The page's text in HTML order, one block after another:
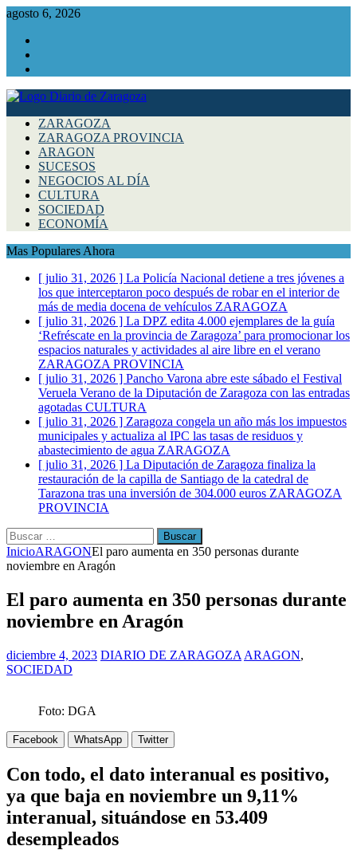
agosto 6, 2026
ZARAGOZA
ZARAGOZA PROVINCIA
ARAGON
SUCESOS
NEGOCIOS AL DÍA
CULTURA
SOCIEDAD
ECONOMÍA
Mas Populares Ahora
[ julio 31, 2026 ] La Policía Nacional detiene a tres jóvenes a
los que interceptaron poco después de robar en el interior de
más de media docena de vehículos ZARAGOZA
[ julio 31, 2026 ] La DPZ edita 4.000 ejemplares de la guía
‘Refréscate en la provincia de Zaragoza’ para promocionar los
espacios naturales y actividades al aire libre en el verano
ZARAGOZA PROVINCIA
[ julio 31, 2026 ] Pancho Varona abre este sábado el Festival
Veruela Verano de la Diputación de Zaragoza con las entradas
agotadas CULTURA
[ julio 31, 2026 ] Zaragoza congela un año más los impuestos
municipales y actualiza al IPC las tasas de residuos y
abastecimiento de agua ZARAGOZA
[ julio 31, 2026 ] La Diputación de Zaragoza finaliza la
restauración de la capilla de Santiago de la catedral de
Tarazona tras una inversión de 304.000 euros ZARAGOZA
PROVINCIA
Buscar:
InicioARAGONEl paro aumenta en 350 personas durante
noviembre en Aragón
El paro aumenta en 350 personas durante
noviembre en Aragón
diciembre 4, 2023 DIARIO DE ZARAGOZA ARAGON,
SOCIEDAD
Foto: DGA
Facebook WhatsApp Twitter
Con todo, el dato interanual es positivo,
ya que baja en noviembre un 9,11%
interanual, situándose en 53.409
desempleados